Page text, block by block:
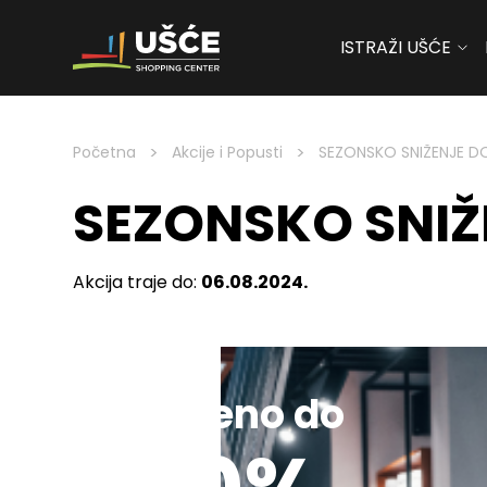
Skip to content
ISTRAŽI UŠĆE
Početna > Akcije i Popusti > SEZONSKO SNIŽENJE
SEZONSKO
Akcija traje do: 06.08.2024.
Sniženo do